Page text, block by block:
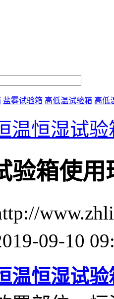
盐雾试验箱 高低温试验箱 高低
温恒湿试验
验箱使
09-10
温恒湿试验